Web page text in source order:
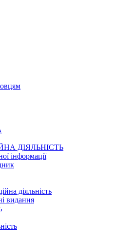
ДІЯЛЬНІСТЬ
інформації
діяльність
видання